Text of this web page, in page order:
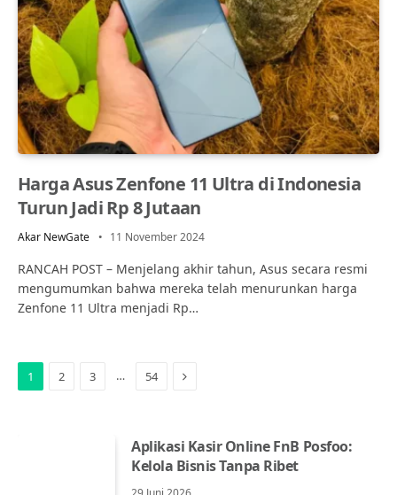
Harga Asus Zenfone 11 Ultra di Indonesia
Turun Jadi Rp 8 Jutaan
Akar NewGate 11 November 2024
RANCAH POST – Menjelang akhir tahun, Asus secara resmi
mengumumkan bahwa mereka telah menurunkan harga
Zenfone 11 Ultra menjadi Rp…
1 2 3 … 54 Next
Aplikasi Kasir Online FnB Posfoo:
Kelola Bisnis Tanpa Ribet